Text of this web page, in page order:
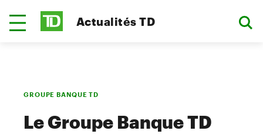
Actualités TD
GROUPE BANQUE TD
Le Groupe Banque TD